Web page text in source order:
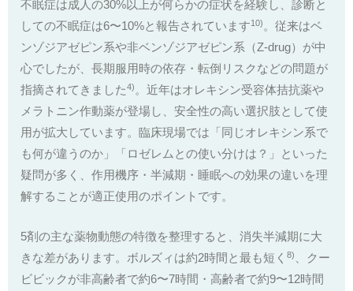
不眠症は成人の30%以上が何らかの症状を経験し、診断と
しての不眠症は6〜10%と報告されています10) 。従来はベ
ンゾジアゼピン系や非ベンゾジアゼピン系（Z-drug）が中
心でしたが、長期服用時の依存・転倒リスクなどの問題が
指摘されてきました4) 。近年はオレキシン受容体拮抗薬や
メラトニン作動薬が登場し、安全性の高い選択肢として使
用が拡大しています。臨床現場では「同じオレキシン系で
も何が違うのか」「ロゼレムとの使い分けは？」といった
疑問が多く、作用機序・半減期・睡眠への効果の違いを理
解することが適正使用のポイントです。
5剤の主な薬物動態の特徴を整理すると、消失半減期に大
きな差があります。ボルズィは約2時間と最も短く 8)
、クー
ビビックが非高齢者で約6〜7時間・高齢者で約9〜12時間